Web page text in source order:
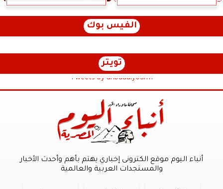
الفيس بوك
تويتر
Tweets by anbaaalyoum1
أنباء اليوم موقع الكترونى إخباري يهتم بأهم وأحدث الأخبار
والمستجدات العربية والعالمية